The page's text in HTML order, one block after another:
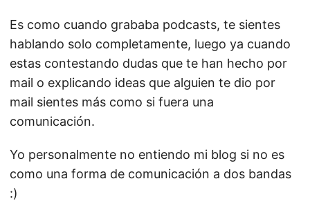
Es como cuando grababa podcasts, te sientes
hablando solo completamente, luego ya cuando
estas contestando dudas que te han hecho por
mail o explicando ideas que alguien te dio por
mail sientes más como si fuera una
comunicación.
Yo personalmente no entiendo mi blog si no es
como una forma de comunicación a dos bandas
:)